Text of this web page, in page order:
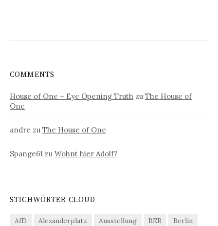
COMMENTS
House of One – Eye Opening Truth zu The House of
One
andre zu The House of One
Spange61 zu Wohnt hier Adolf?
STICHWÖRTER CLOUD
AfD Alexanderplatz Ausstellung BER
Berlin